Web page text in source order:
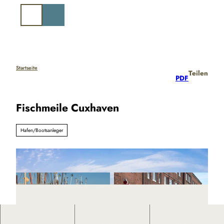
Startseite
PDF
Teilen
Fischmeile Cuxhaven
Hafen/Bootsanleger